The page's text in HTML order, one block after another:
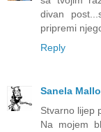
divan
pripremi
Reply
Sanela
Stvarno lijep
Na mojem